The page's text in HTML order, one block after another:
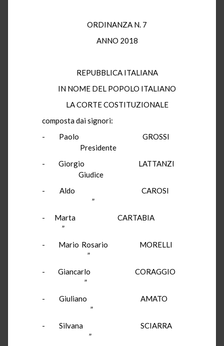
ORDINANZA N. 7
ANNO 2018
REPUBBLICA ITALIANA
IN NOME DEL POPOLO ITALIANO
LA CORTE COSTITUZIONALE
composta dai signori:
- Paolo GROSSI
Presidente
- Giorgio LATTANZI
Giudice
- Aldo CAROSI
”
- Marta CARTABIA
”
- Mario Rosario MORELLI
”
- Giancarlo CORAGGIO
”
- Giuliano AMATO
”
- Silvana SCIARRA
”